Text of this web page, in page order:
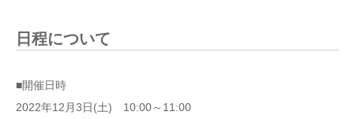
日程について
■開催日時
2022年12月3日(土) 10:00～11:00